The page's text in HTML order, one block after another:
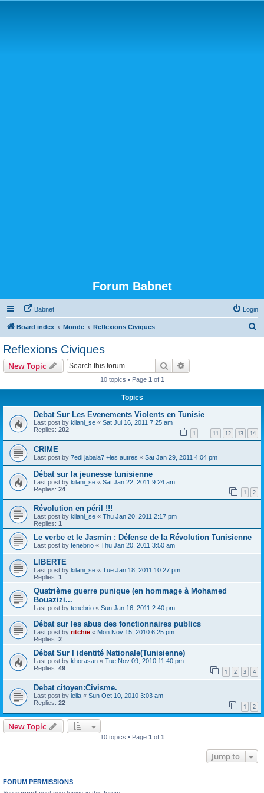
Forum Babnet
Babnet Login
Board index Monde Reflexions Civiques
Reflexions Civiques
New Topic Search
10 topics • Page 1 of 1
Topics
Debat Sur Les Evenements Violents en Tunisie
Last post by kilani_se « Sat Jul 16, 2011 7:25 am
Replies: 202 1 … 11 12 13 14
CRIME
Last post by 7edi jabala7 +les autres « Sat Jan 29, 2011 4:04 pm
Débat sur la jeunesse tunisienne
Last post by kilani_se « Sat Jan 22, 2011 9:24 am
Replies: 24 1 2
Révolution en péril !!!
Last post by kilani_se « Thu Jan 20, 2011 2:17 pm
Replies: 1
Le verbe et le Jasmin : Défense de la Révolution Tunisienne
Last post by tenebrio « Thu Jan 20, 2011 3:50 am
LIBERTE
Last post by kilani_se « Tue Jan 18, 2011 10:27 pm
Replies: 1
Quatrième guerre punique (en hommage à Mohamed
Bouazizi...
Last post by tenebrio « Sun Jan 16, 2011 2:40 pm
Débat sur les abus des fonctionnaires publics
Last post by ritchie « Mon Nov 15, 2010 6:25 pm
Replies: 2
Débat Sur l identité Nationale(Tunisienne)
Last post by khorasan « Tue Nov 09, 2010 11:40 pm
Replies: 49 1 2 3 4
Debat citoyen:Civisme.
Last post by leila « Sun Oct 10, 2010 3:03 am
Replies: 22 1 2
New Topic
10 topics • Page 1 of 1
Jump to
FORUM PERMISSIONS